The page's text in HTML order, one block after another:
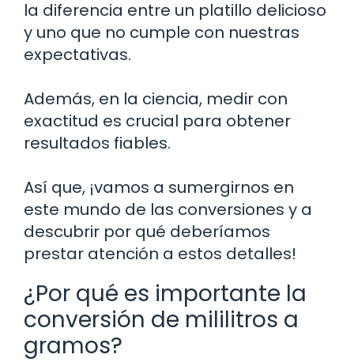
la diferencia entre un platillo delicioso
y uno que no cumple con nuestras
expectativas.
Además, en la ciencia, medir con
exactitud es crucial para obtener
resultados fiables.
Así que, ¡vamos a sumergirnos en
este mundo de las conversiones y a
descubrir por qué deberíamos
prestar atención a estos detalles!
¿Por qué es importante la
conversión de mililitros a
gramos?